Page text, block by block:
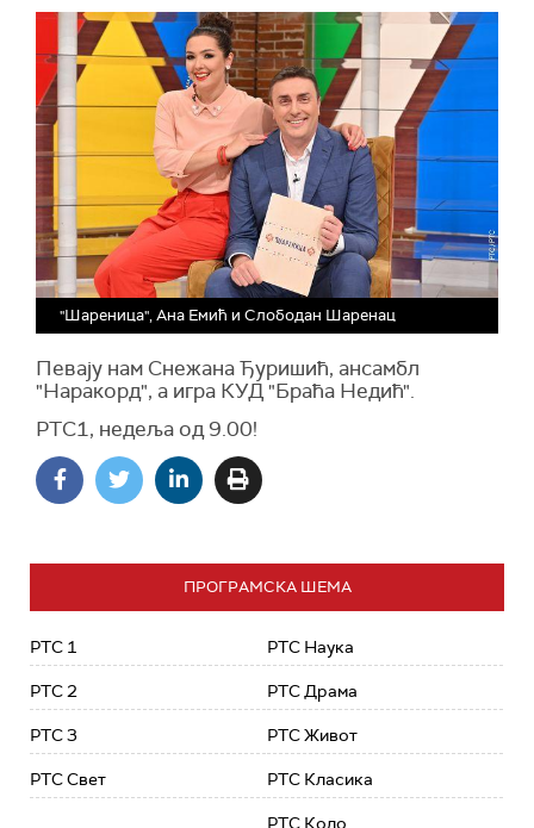
"Шареница", Ана Емић и Слободан Шаренац
Певају нам Снежана Ђуришић, ансамбл
"Наракорд", а игра КУД "Браћа Недић".
РТС1, недеља од 9.00!
ПРОГРАМСКА ШЕМА
РТС 1
РТС 2
РТС 3
РТС Свет
РТС Наука
РТС Драма
РТС Живот
РТС Класика
РТС Коло